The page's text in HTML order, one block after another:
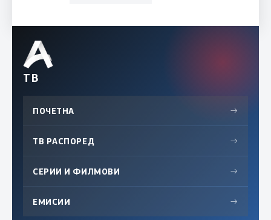
ТВ
ПОЧЕТНА →
ТВ РАСПОРЕД →
СЕРИИ И ФИЛМОВИ →
ЕМИСИИ →